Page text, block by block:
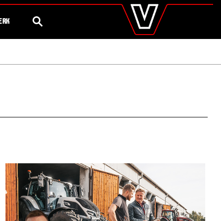
valtra.nl
Lithuania
The Netherlands
Norway
Poland
Portugal
ZOEK